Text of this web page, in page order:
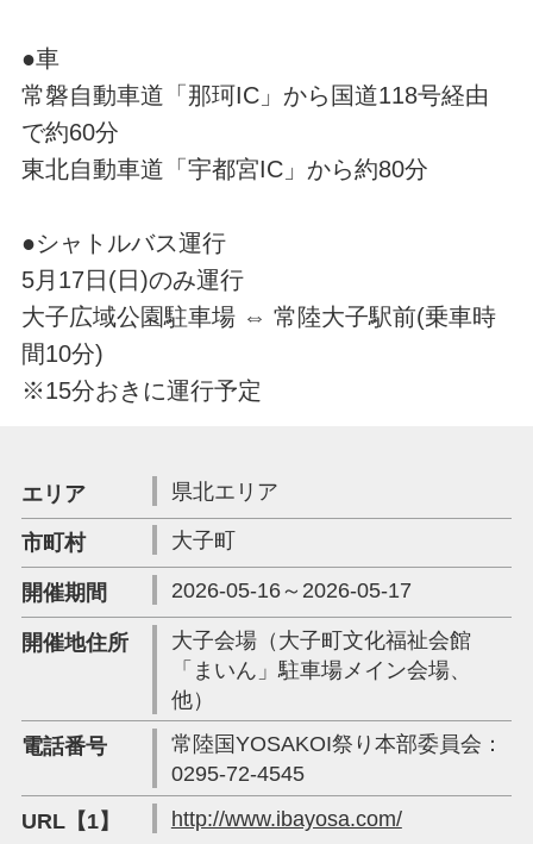
●車
常磐自動車道「那珂IC」から国道118号経由
で約60分
東北自動車道「宇都宮IC」から約80分
●シャトルバス運行
5月17日(日)のみ運行
大子広域公園駐車場 ⇔ 常陸大子駅前(乗車時
間10分)
※15分おきに運行予定
エリア 県北エリア
市町村 大子町
開催期間 2026-05-16～2026-05-17
開催地住所
大子会場（大子町文化福祉会館
「まいん」駐車場メイン会場、
他）
電話番号
常陸国YOSAKOI祭り本部委員会：
0295-72-4545
URL【1】
http://www.ibayosa.com/